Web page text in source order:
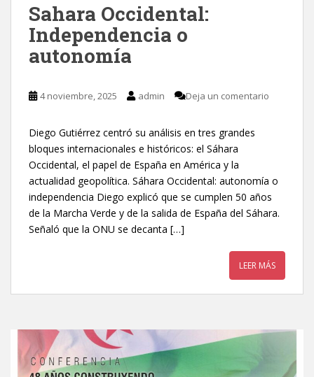
Sahara Occidental:
Independencia o
autonomía
4 noviembre, 2025 admin Deja un comentario
Diego Gutiérrez centró su análisis en tres grandes
bloques internacionales e históricos: el Sáhara
Occidental, el papel de España en América y la
actualidad geopolítica. Sáhara Occidental: autonomía o
independencia Diego explicó que se cumplen 50 años
de la Marcha Verde y de la salida de España del Sáhara.
Señaló que la ONU se decanta […]
LEER MÁS